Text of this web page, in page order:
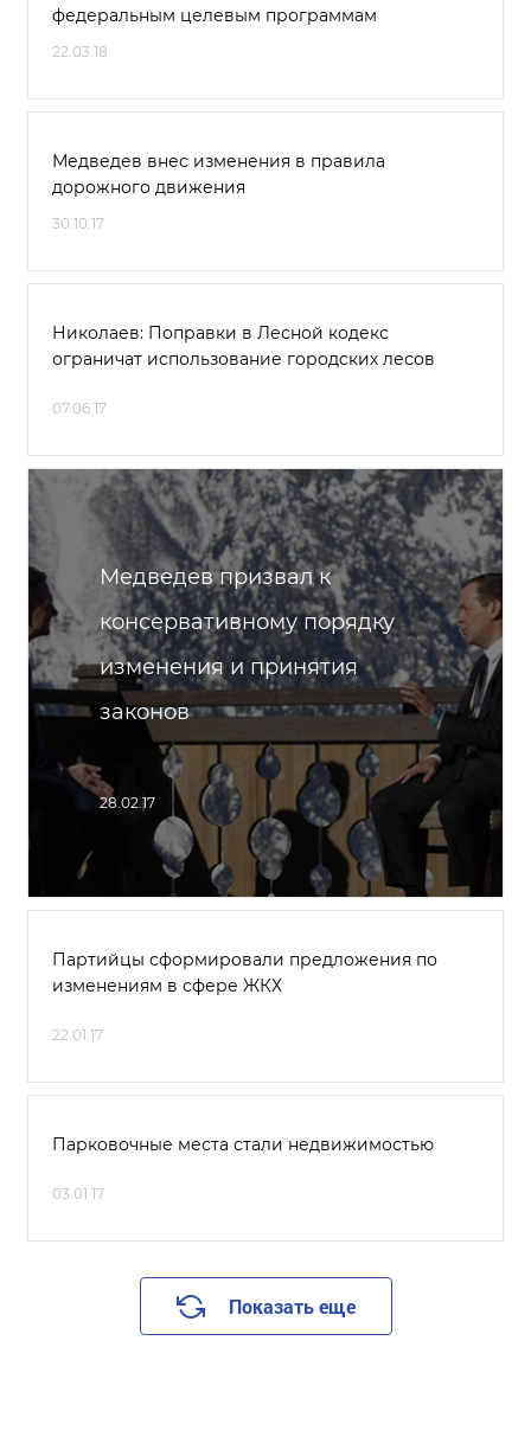
федеральным целевым программам
22.03.18
Медведев внес изменения в правила
дорожного движения
30.10.17
Николаев: Поправки в Лесной кодекс
ограничат использование городских лесов
07.06.17
Медведев призвал к
консервативному порядку
изменения и принятия
законов
28.02.17
Партийцы сформировали предложения по
изменениям в сфере ЖКХ
22.01.17
Парковочные места стали недвижимостью
03.01.17
Показать еще